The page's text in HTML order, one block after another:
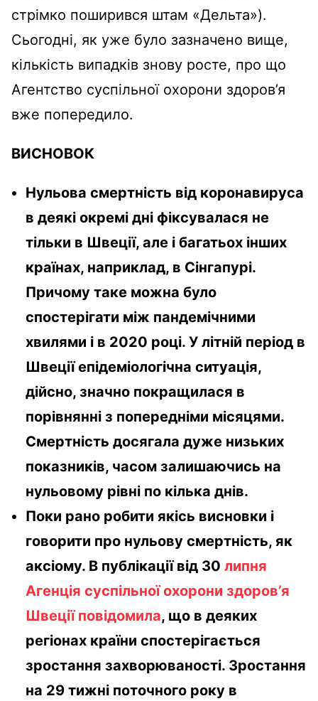
стрімко поширився штам «Дельта»).
Сьогодні, як уже було зазначено вище,
кількість випадків знову росте, про що
Агентство суспільної охорони здоров’я
вже попередило.
ВИСНОВОК
Нульова смертність від коронавируса
в деякі окремі дні фіксувалася не
тільки в Швеції, але і багатьох інших
країнах, наприклад, в Сінгапурі.
Причому таке можна було
спостерігати між пандемічними
хвилями і в 2020 році. У літній період в
Швеції епідеміологічна ситуація,
дійсно, значно покращилася в
порівнянні з попередніми місяцями.
Смертність досягала дуже низьких
показників, часом залишаючись на
нульовому рівні по кілька днів.
Поки рано робити якісь висновки і
говорити про нульову смертність, як
аксіому. В публікації від 30 липня
Агенція суспільної охорони здоров’я
Швеції повідомила, що в деяких
регіонах країни спостерігається
зростання захворюваності. Зростання
на 29 тижні поточного року в